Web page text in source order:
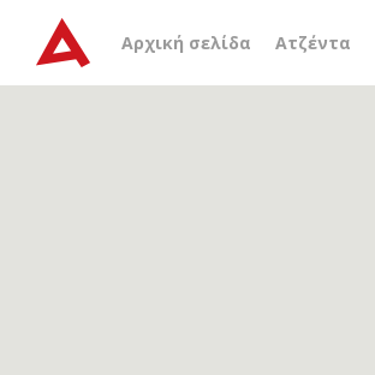
Αρχική σελίδα Ατζέντα
Αρχείο ετικέτας